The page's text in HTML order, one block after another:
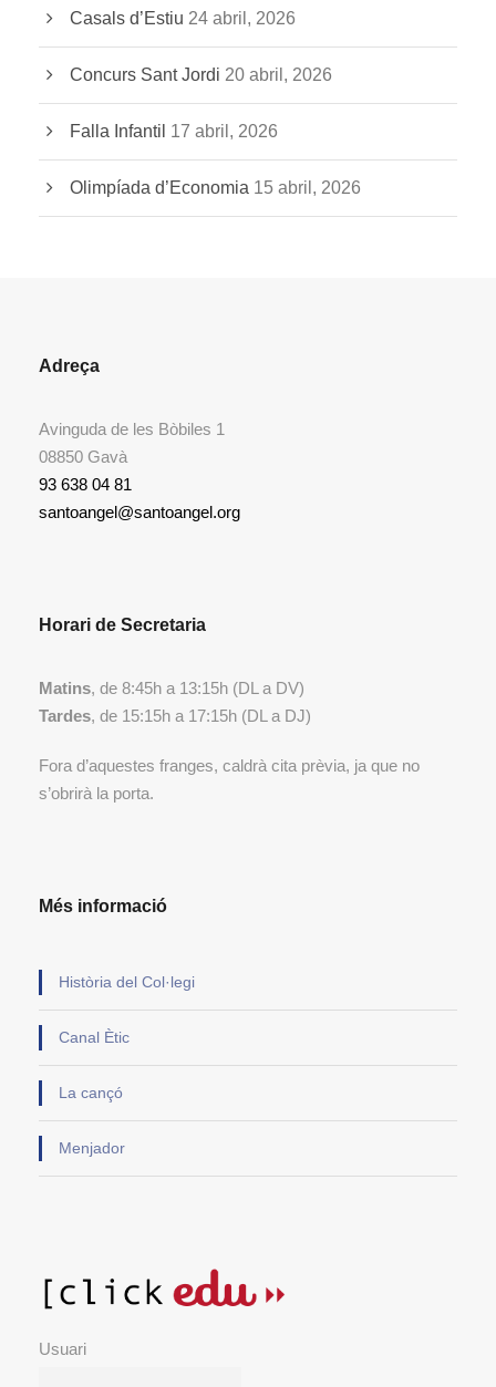
Casals d’Estiu 24 abril, 2026
Concurs Sant Jordi 20 abril, 2026
Falla Infantil 17 abril, 2026
Olimpíada d’Economia 15 abril, 2026
Adreça
Avinguda de les Bòbiles 1
08850 Gavà
93 638 04 81
santoangel@santoangel.org
Horari de Secretaria
Matins, de 8:45h a 13:15h (DL a DV)
Tardes, de 15:15h a 17:15h (DL a DJ)
Fora d’aquestes franges, caldrà cita prèvia, ja que no
s’obrirà la porta.
Més informació
Història del Col·legi
Canal Ètic
La cançó
Menjador
Usuari